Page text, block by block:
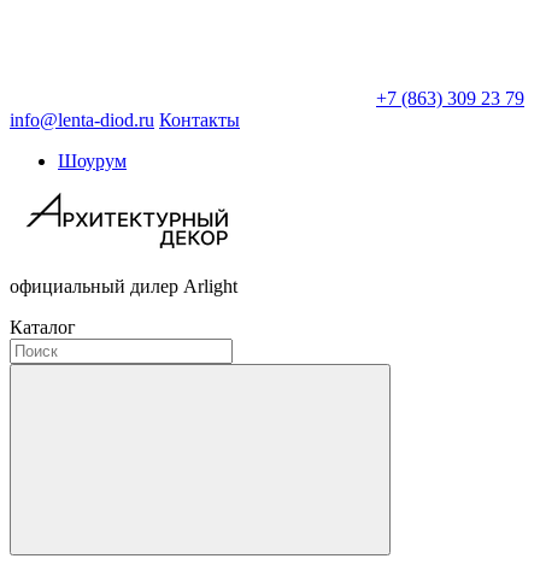
+7 (863) 309 23 79
info@lenta-diod.ru Контакты
Шоурум
официальный дилер Arlight
Каталог